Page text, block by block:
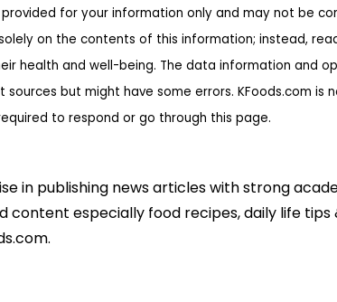
for your information only and may not be
on the contents of this information; instead,
health and well-being. The data information and
but might have some errors. KFoods.com is
to respond or go through this page.
in publishing news articles with strong
especially food recipes, daily life